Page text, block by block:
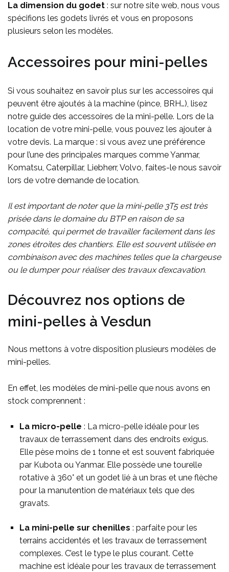
La dimension du godet : sur notre site web, nous vous
spécifions les godets livrés et vous en proposons
plusieurs selon les modèles.
Accessoires pour mini-pelles
Si vous souhaitez en savoir plus sur les accessoires qui
peuvent être ajoutés à la machine (pince, BRH…), lisez
notre guide des accessoires de la mini-pelle. Lors de la
location de votre mini-pelle, vous pouvez les ajouter à
votre devis. La marque : si vous avez une préférence
pour l’une des principales marques comme Yanmar,
Komatsu, Caterpillar, Liebherr, Volvo, faites-le nous savoir
lors de votre demande de location.
Il est important de noter que la mini-pelle 3T5 est très
prisée dans le domaine du BTP en raison de sa
compacité, qui permet de travailler facilement dans les
zones étroites des chantiers. Elle est souvent utilisée en
combinaison avec des machines telles que la chargeuse
ou le dumper pour réaliser des travaux d’excavation.
Découvrez nos options de
mini-pelles à Vesdun
Nous mettons à votre disposition plusieurs modèles de
mini-pelles.
En effet, les modèles de mini-pelle que nous avons en
stock comprennent :
La micro-pelle : La micro-pelle idéale pour les
travaux de terrassement dans des endroits exigus.
Elle pèse moins de 1 tonne et est souvent fabriquée
par Kubota ou Yanmar. Elle possède une tourelle
rotative à 360° et un godet lié à un bras et une flèche
pour la manutention de matériaux tels que des
gravats.
La mini-pelle sur chenilles : parfaite pour les
terrains accidentés et les travaux de terrassement
complexes. C’est le type le plus courant. Cette
machine est idéale pour les travaux de terrassement